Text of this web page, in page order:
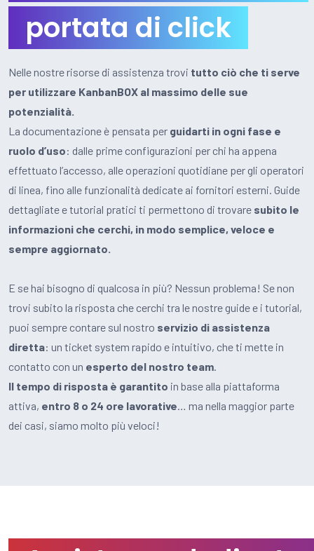
portata di click
Nelle nostre risorse di assistenza trovi tutto ciò che ti serve
per utilizzare KanbanBOX al massimo delle sue
potenzialità.
La documentazione è pensata per guidarti in ogni fase e
ruolo d’uso: dalle prime configurazioni per chi ha appena
effettuato l’accesso, alle operazioni quotidiane per gli operatori
di linea, fino alle funzionalità dedicate ai fornitori esterni. Guide
dettagliate e tutorial pratici ti permettono di trovare subito le
informazioni che cerchi, in modo semplice, veloce e
sempre aggiornato.
E se hai bisogno di qualcosa in più? Nessun problema! Se non
trovi subito la risposta che cerchi tra le nostre guide e i tutorial,
puoi sempre contare sul nostro servizio di assistenza
diretta: un ticket system rapido e intuitivo, che ti mette in
contatto con un esperto del nostro team.
Il tempo di risposta è garantito in base alla piattaforma
attiva, entro 8 o 24 ore lavorative… ma nella maggior parte
dei casi, siamo molto più veloci!